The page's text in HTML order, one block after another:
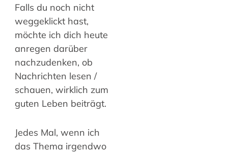
Falls du noch nicht
weggeklickt hast,
möchte ich dich heute
anregen darüber
nachzudenken, ob
Nachrichten lesen /
schauen, wirklich zum
guten Leben beiträgt.
Jedes Mal, wenn ich
das Thema irgendwo